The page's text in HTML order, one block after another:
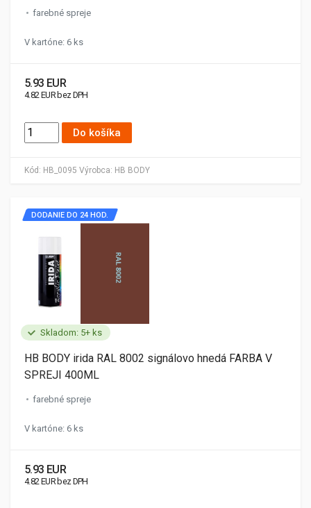
Kód: HB_0095 Výrobca: HB BODY
farebné spreje
V kartóne: 6 ks
5.93 EUR
4.82 EUR bez DPH
Do košíka
Skladom: 5+ ks
DODANIE DO 24 HOD.
HB BODY irida RAL 8002 signálovo hnedá FARBA V
SPREJI 400ML
farebné spreje
V kartóne: 6 ks
5.93 EUR
4.82 EUR bez DPH